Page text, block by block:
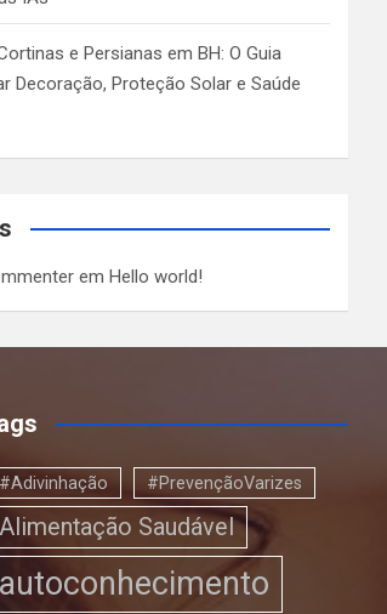
e Persianas em BH: O Guia
Decoração, Proteção Solar e Saúde
emHello world!
#Adivinhação #PrevençãoVarizes
Alimentação Saudável
autoconhecimento